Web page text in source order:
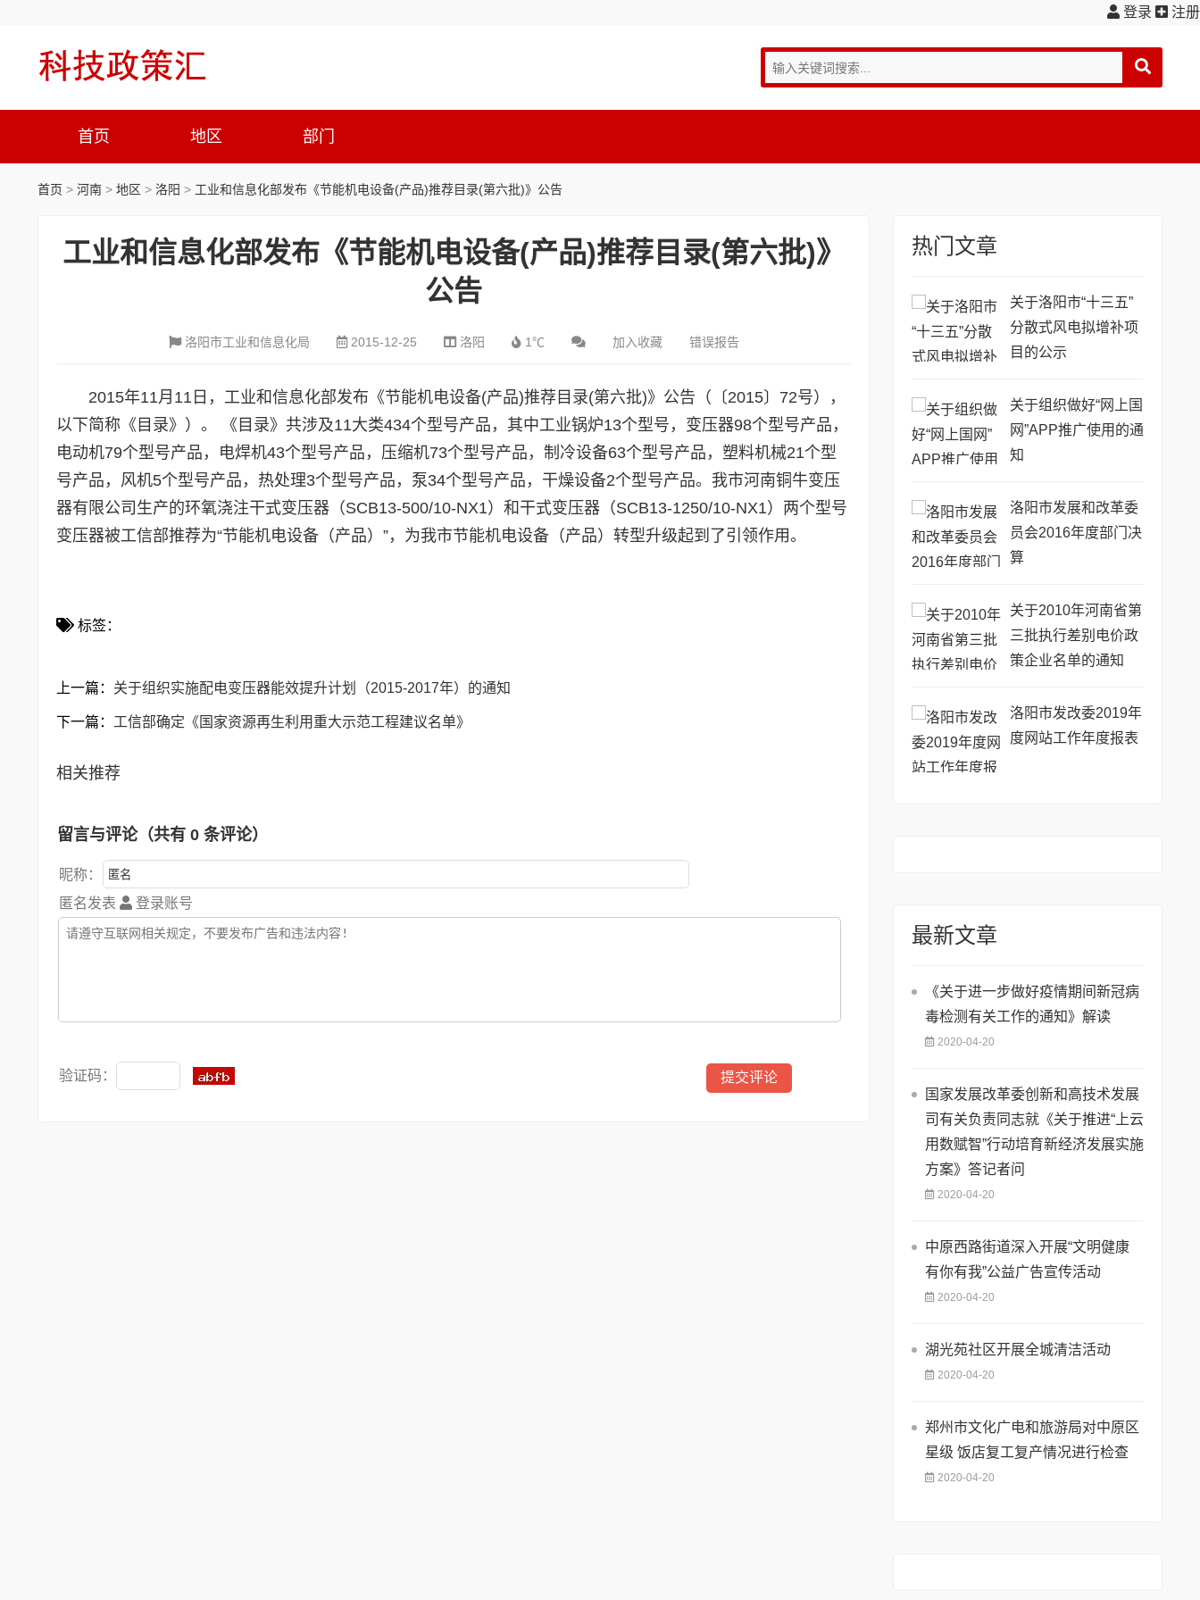
登录 注册
首页 地区 部门
首页 > 河南 > 地区 > 洛阳 > 工业和信息化部发布《节能机电设备(产品)推荐目录(第六批)》公告
工业和信息化部发布《节能机电设备(产品)推荐目录(第六批)》
公告
洛阳市工业和信息化局 2015-12-25 洛阳 1℃ 加入收藏 错误报告
2015年11月11日，工业和信息化部发布《节能机电设备(产品)推荐目录(第六批)》公告（〔2015〕72号），
以下简称《目录》）。 《目录》共涉及11大类434个型号产品，其中工业锅炉13个型号，变压器98个型号产品，
电动机79个型号产品，电焊机43个型号产品，压缩机73个型号产品，制冷设备63个型号产品，塑料机械21个型
号产品，风机5个型号产品，热处理3个型号产品，泵34个型号产品，干燥设备2个型号产品。我市河南铜牛变压
器有限公司生产的环氧浇注干式变压器（SCB13-500/10-NX1）和干式变压器（SCB13-1250/10-NX1）两个型号
变压器被工信部推荐为“节能机电设备（产品）”，为我市节能机电设备（产品）转型升级起到了引领作用。
标签：
上一篇： 关于组织实施配电变压器能效提升计划（2015-2017年）的通知
下一篇： 工信部确定《国家资源再生利用重大示范工程建议名单》
相关推荐
留言与评论（共有 0 条评论）
昵称：
匿名发表
登录账号
验证码：
热门文章
关于洛阳市“十三五”
分散式风电拟增补项
目的公示
关于组织做好“网上国
网”APP推广使用的通
知
洛阳市发展和改革委
员会2016年度部门决
算
关于2010年河南省第
三批执行差别电价政
策企业名单的通知
洛阳市发改委2019年
度网站工作年度报表
最新文章
《关于进一步做好疫情期间新冠病
毒检测有关工作的通知》解读
2020-04-20
国家发展改革委创新和高技术发展
司有关负责同志就《关于推进“上云
用数赋智”行动培育新经济发展实施
方案》答记者问
2020-04-20
中原西路街道深入开展“文明健康
有你有我”公益广告宣传活动
2020-04-20
湖光苑社区开展全城清洁活动
2020-04-20
郑州市文化广电和旅游局对中原区
星级 饭店复工复产情况进行检查
2020-04-20